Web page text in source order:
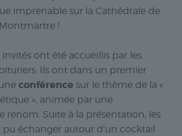
imprenable sur la Cathédrale de
!
invités ont été accueillis par les
Ils ont dans un premier
conférence sur le thème de la «
», animée par une
renom. Suite à la présentation, les
échanger autour d’un cocktail